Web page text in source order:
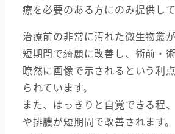
療を必要のある方にのみ提供して
治療前の非常に汚れた微生物叢
短期間で綺麗に改善し、術前・
瞭然に画像で示されるという利
られています。
また、はっきりと自覚できる程
や排膿が短期間で改善されます。